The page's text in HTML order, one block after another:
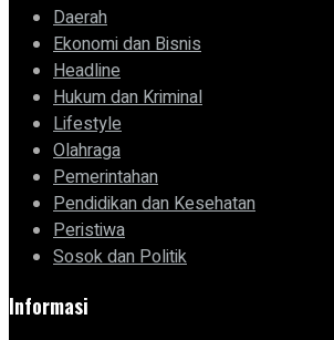
Daerah
Ekonomi dan Bisnis
Headline
Hukum dan Kriminal
Lifestyle
Olahraga
Pemerintahan
Pendidikan dan Kesehatan
Peristiwa
Sosok dan Politik
Informasi